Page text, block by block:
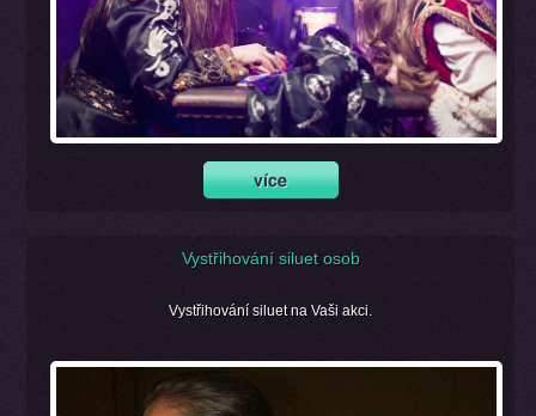
Vystřihování siluet osob
Vystřihování siluet na Vaši akci.